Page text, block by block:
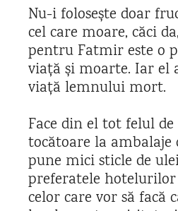
Nu-i folosește doar
cel care moare, căci
pentru Fatmir este o
viață și moarte. Iar el
viață lemnului mort.
Face din el tot felul de
tocătoare la ambalaje
pune mici sticle de
preferatele hotelurilor
celor care vor să facă